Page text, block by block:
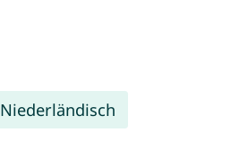
Niederländisch